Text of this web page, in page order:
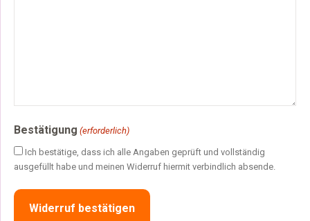
Bestätigung (erforderlich)
Ich bestätige, dass ich alle Angaben geprüft und vollständig
ausgefüllt habe und meinen Widerruf hiermit verbindlich absende.